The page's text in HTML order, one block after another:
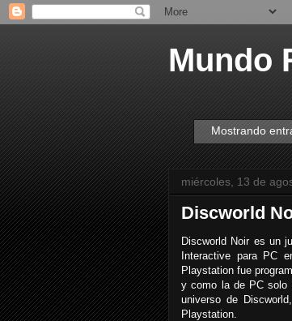
Mundo
Mostrando
miércoles, 13 de
Discworld
Discworld Noir es un
Interactive para PC
Playstation fue
y como la de PC solo
universo de
Playstation.